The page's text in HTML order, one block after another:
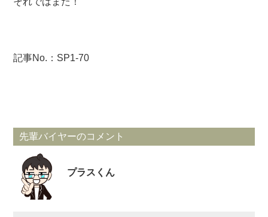
記事No.：SP1-70
先輩バイヤーのコメント
プラスくん